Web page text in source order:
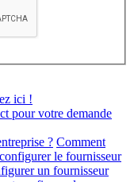
ici !
pour votre demande
? Comment
le fournisseur
un fournisseur